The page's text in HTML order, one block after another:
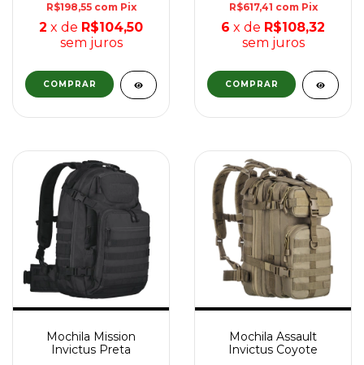
R$198,55 com Pix
2 x de R$104,50
sem juros
R$617,41 com Pix
6 x de R$108,32
sem juros
Mochila Mission
Invictus Preta
Mochila Assault
Invictus Coyote